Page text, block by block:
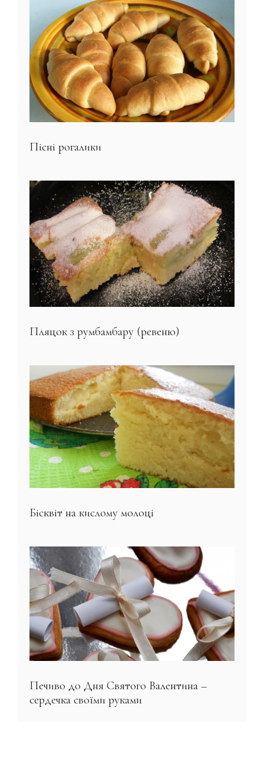
Пісні рогалики
Пляцок з румбамбару (ревеню)
Бісквіт на кислому молоці
Печиво до Дня Святого Валентина –
сердечка своїми руками